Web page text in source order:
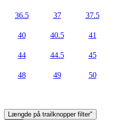
36.5 37 37.5
40 40.5 41
44 44.5 45
48 49 50
Længde på trailknopper filter"